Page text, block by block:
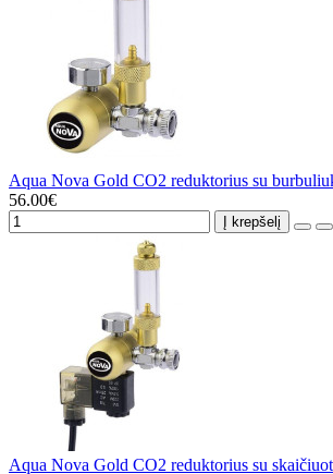
Aqua Nova Gold CO2 reduktorius su
56.00€
Į krepšelį
Aqua Nova Gold CO2 reduktorius su